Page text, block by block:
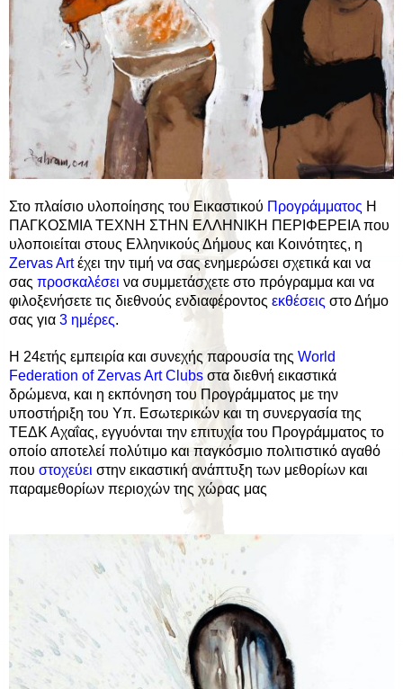
Στο πλαίσιο υλοποίησης του Εικαστικού Προγράμματος Η
ΠΑΓΚΟΣΜΙΑ ΤΕΧΝΗ ΣΤΗΝ ΕΛΛΗΝΙΚΗ ΠΕΡΙΦΕΡΕΙΑ που
υλοποιείται στους Ελληνικούς Δήμους και Κοινότητες, η
Zervas Artέχει την τιμή να σας ενημερώσει σχετικά και να
σας προσκαλέσει να συμμετάσχετε στο πρόγραμμα και να
φιλοξενήσετε τις διεθνούς ενδιαφέροντος εκθέσεις στο Δήμο
σας για 3 ημέρες.
Η 24ετής εμπειρία και συνεχής παρουσία της World
Federation of Zervas Art Clubs στα διεθνή εικαστικά
δρώμενα, και η εκπόνηση του Προγράμματος με την
υποστήριξη του Υπ. Εσωτερικών και τη συνεργασία της
ΤΕΔΚ Αχαΐας, εγγυόνται την επιτυχία του Προγράμματος το
οποίο αποτελεί πολύτιμο και παγκόσμιο πολιτιστικό αγαθό
που στοχεύει στην εικαστική ανάπτυξη των μεθορίων και
παραμεθορίων περιοχών της χώρας μας